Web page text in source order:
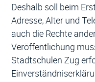
Deshalb soll beim
Adresse, Alter und
auch die Rechte
Veröffentlichung
Stadtschulen Zug